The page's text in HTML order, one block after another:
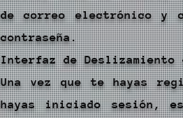
de correo electrónico y
contraseña.
Interfaz de Deslizamiento
Una vez que te hayas
hayas iniciado sesión,